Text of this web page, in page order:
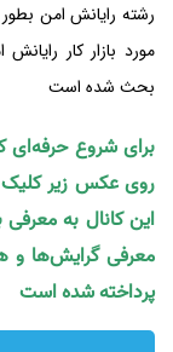
رشته رایانش امن
مورد بازار کار
بحث شده است
برای شروع حرفه‌ای
روی عکس زیر کلیک
این کانال به معرفی
معرفی گرایش‌ها و
پرداخته شده است